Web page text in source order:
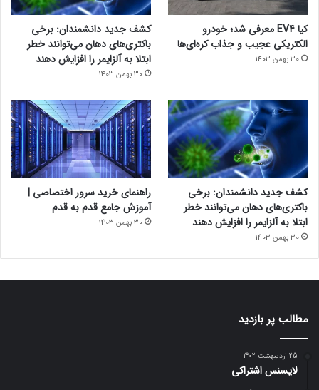
کیا EV4 معرفی شد؛ خودرو
الکتریکی عجیب و جذاب کره‌ای‌ها
30 بهمن 1403
کشف جدید دانشمندان: برخی
باکتری‌های دهان می‌توانند خطر
ابتلا به آلزایمر را افزایش دهند
30 بهمن 1403
کشف جدید دانشمندان: برخی
باکتری‌های دهان می‌توانند خطر
ابتلا به آلزایمر را افزایش دهند
30 بهمن 1403
راهنمای خرید سرور اختصاصی |
آموزش جامع قدم به قدم
30 بهمن 1403
مطالب پر بازدید
25 اردیبهشت 1402
لایسنس اشتراکی